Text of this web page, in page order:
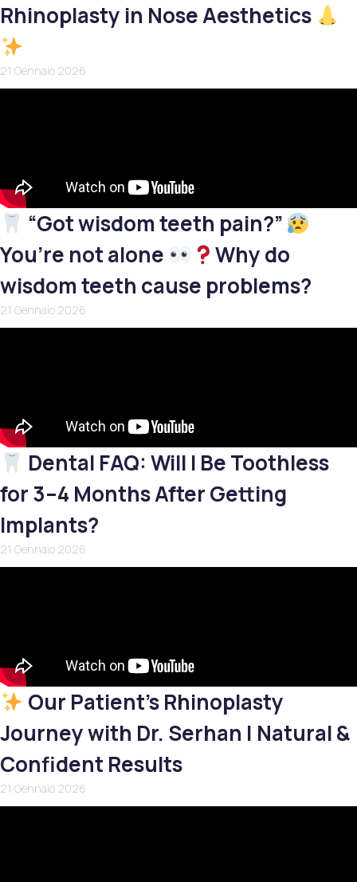
Rhinoplasty in Nose Aesthetics
21 Gennaio 2026
“Got wisdom teeth pain?”
You’re not alone
Why do
wisdom teeth cause problems?
21 Gennaio 2026
Dental FAQ: Will I Be Toothless
for 3–4 Months After Getting
Implants?
21 Gennaio 2026
Our Patient’s Rhinoplasty
Journey with Dr. Serhan | Natural &
Confident Results
21 Gennaio 2026